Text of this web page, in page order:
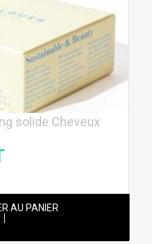
solide Cheveux
AU PANIER